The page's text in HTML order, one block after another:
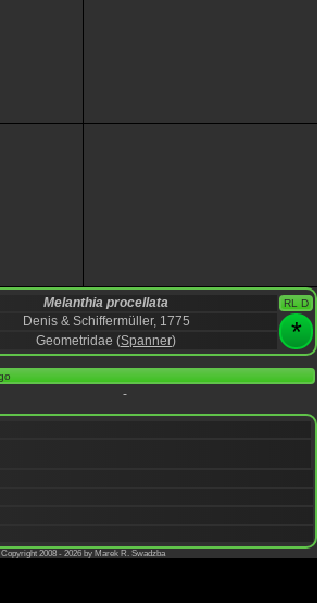
Melanthia procellata
RL D
Denis & Schiffermüller, 1775 *
Geometridae (Spanner)
-
Copyright 2008 - 2026 by Marek R. Swadzba